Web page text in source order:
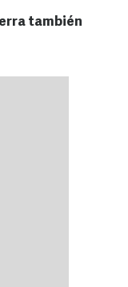
también